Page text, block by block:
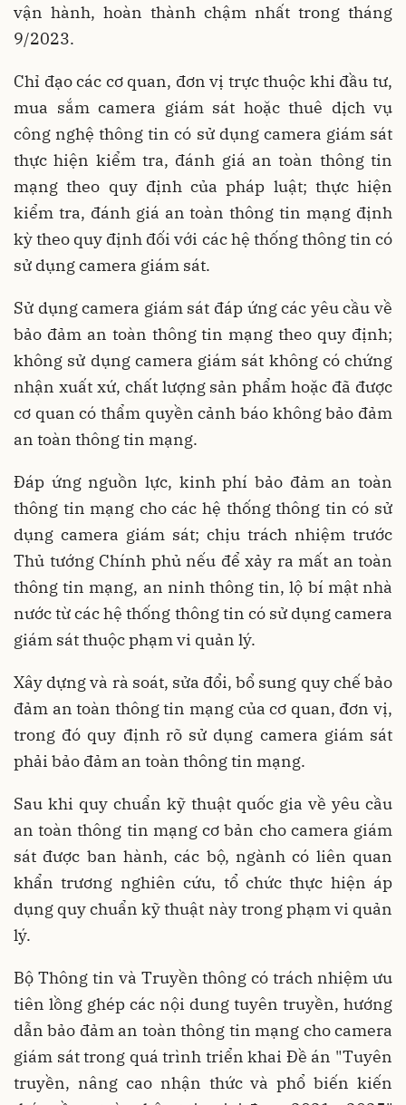
vận hành, hoàn thành chậm nhất trong tháng
9/2023.
Chỉ đạo các cơ quan, đơn vị trực thuộc khi đầu tư,
mua sắm camera giám sát hoặc thuê dịch vụ
công nghệ thông tin có sử dụng camera giám sát
thực hiện kiểm tra, đánh giá an toàn thông tin
mạng theo quy định của pháp luật; thực hiện
kiểm tra, đánh giá an toàn thông tin mạng định
kỳ theo quy định đối với các hệ thống thông tin có
sử dụng camera giám sát.
Sử dụng camera giám sát đáp ứng các yêu cầu về
bảo đảm an toàn thông tin mạng theo quy định;
không sử dụng camera giám sát không có chứng
nhận xuất xứ, chất lượng sản phẩm hoặc đã được
cơ quan có thẩm quyền cảnh báo không bảo đảm
an toàn thông tin mạng.
Đáp ứng nguồn lực, kinh phí bảo đảm an toàn
thông tin mạng cho các hệ thống thông tin có sử
dụng camera giám sát; chịu trách nhiệm trước
Thủ tướng Chính phủ nếu để xảy ra mất an toàn
thông tin mạng, an ninh thông tin, lộ bí mật nhà
nước từ các hệ thống thông tin có sử dụng camera
giám sát thuộc phạm vi quản lý.
Xây dựng và rà soát, sửa đổi, bổ sung quy chế bảo
đảm an toàn thông tin mạng của cơ quan, đơn vị,
trong đó quy định rõ sử dụng camera giám sát
phải bảo đảm an toàn thông tin mạng.
Sau khi quy chuẩn kỹ thuật quốc gia về yêu cầu
an toàn thông tin mạng cơ bản cho camera giám
sát được ban hành, các bộ, ngành có liên quan
khẩn trương nghiên cứu, tổ chức thực hiện áp
dụng quy chuẩn kỹ thuật này trong phạm vi quản
lý.
Bộ Thông tin và Truyền thông có trách nhiệm ưu
tiên lồng ghép các nội dung tuyên truyền, hướng
dẫn bảo đảm an toàn thông tin mạng cho camera
giám sát trong quá trình triển khai Đề án "Tuyên
truyền, nâng cao nhận thức và phổ biến kiến